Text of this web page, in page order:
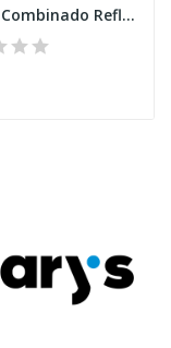
Colete Combinado Refletor